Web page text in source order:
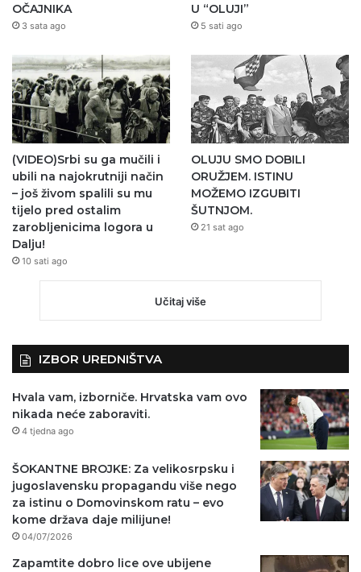
OČAJNIKA
3 sata ago
U “OLUJI”
5 sati ago
(VIDEO)Srbi su ga mučili i
ubili na najokrutniji način
– još živom spalili su mu
tijelo pred ostalim
zarobljenicima logora u
Dalju!
10 sati ago
OLUJU SMO DOBILI
ORUŽJEM. ISTINU
MOŽEMO IZGUBITI
ŠUTNJOM.
21 sat ago
Učitaj više
IZBOR UREDNIŠTVA
Hvala vam, izborniče. Hrvatska vam ovo
nikada neće zaboraviti.
4 tjedna ago
ŠOKANTNE BROJKE: Za velikosrpsku i
jugoslavensku propagandu više nego
za istinu o Domovinskom ratu – evo
kome država daje milijune!
04/07/2026
Zapamtite dobro lice ove ubijene